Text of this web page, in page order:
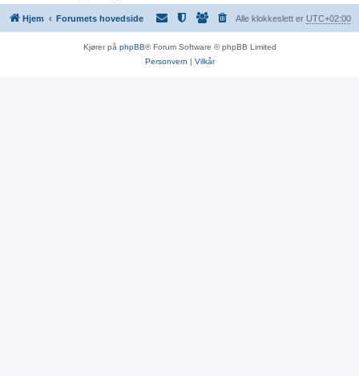
Hjem Forumets hovedside Alle klokkeslett er UTC+02:00
Kjører på phpBB® Forum Software © phpBB Limited
Personvern | Vilkår